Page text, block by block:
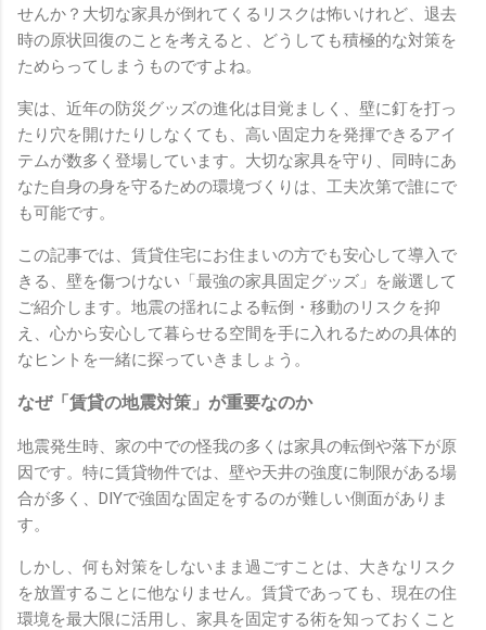
せんか？大切な家具が倒れてくるリスクは怖いけれど、退去
時の原状回復のことを考えると、どうしても積極的な対策を
ためらってしまうものですよね。
実は、近年の防災グッズの進化は目覚ましく、壁に釘を打っ
たり穴を開けたりしなくても、高い固定力を発揮できるアイ
テムが数多く登場しています。大切な家具を守り、同時にあ
なた自身の身を守るための環境づくりは、工夫次第で誰にで
も可能です。
この記事では、賃貸住宅にお住まいの方でも安心して導入で
きる、壁を傷つけない「最強の家具固定グッズ」を厳選して
ご紹介します。地震の揺れによる転倒・移動のリスクを抑
え、心から安心して暮らせる空間を手に入れるための具体的
なヒントを一緒に探っていきましょう。
なぜ「賃貸の地震対策」が重要なのか
地震発生時、家の中での怪我の多くは家具の転倒や落下が原
因です。特に賃貸物件では、壁や天井の強度に制限がある場
合が多く、DIYで強固な固定をするのが難しい側面がありま
す。
しかし、何も対策をしないまま過ごすことは、大きなリスク
を放置することに他なりません。賃貸であっても、現在の住
環境を最大限に活用し、家具を固定する術を知っておくこと